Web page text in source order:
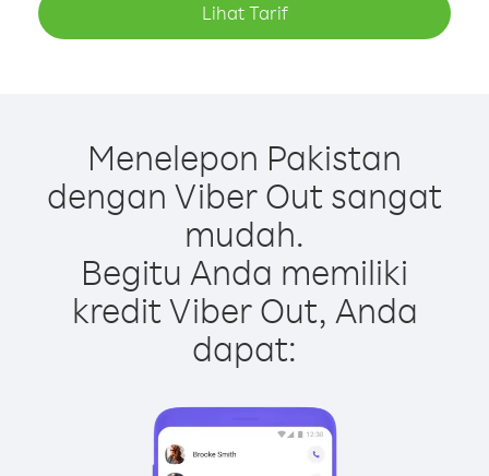
Lihat Tarif
Menelepon Pakistan
dengan Viber Out sangat
mudah.
Begitu Anda memiliki
kredit Viber Out, Anda
dapat: